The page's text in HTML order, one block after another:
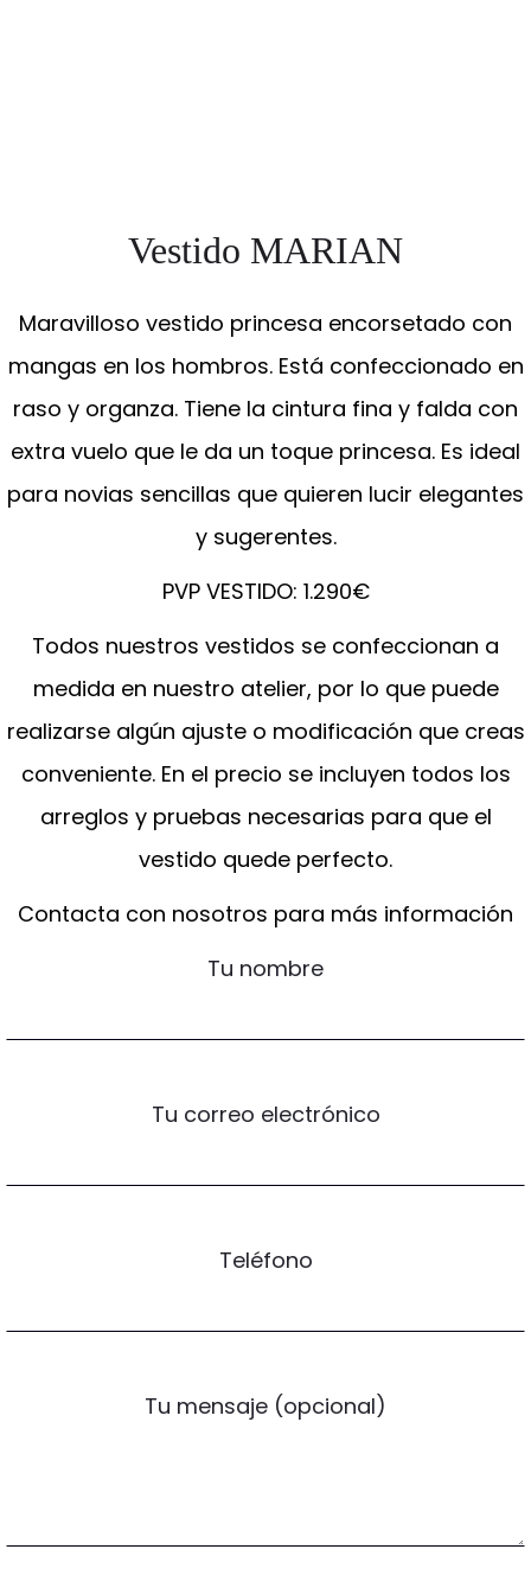
Vestido MARIAN
Maravilloso vestido princesa encorsetado con
mangas en los hombros. Está confeccionado en
raso y organza. Tiene la cintura fina y falda con
extra vuelo que le da un toque princesa. Es ideal
para novias sencillas que quieren lucir elegantes
y sugerentes.
PVP VESTIDO: 1.290€
Todos nuestros vestidos se confeccionan a
medida en nuestro atelier, por lo que puede
realizarse algún ajuste o modificación que creas
conveniente. En el precio se incluyen todos los
arreglos y pruebas necesarias para que el
vestido quede perfecto.
Contacta con nosotros para más información
Tu nombre
Tu correo electrónico
Teléfono
Tu mensaje (opcional)